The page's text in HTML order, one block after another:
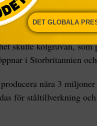
på 37 år
skulle kolgruvan,
i Storbritannien
nära 3
för ståltillverkning
DET GLOBALA